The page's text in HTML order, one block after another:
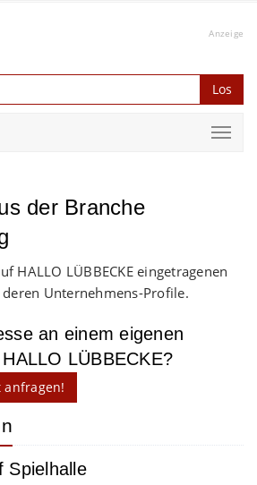
Anzeige
Los
der Branche
HALLO LÜBBECKE eingetragenen
Unternehmens-Profile.
an einem eigenen
LÜBBECKE?
Spielhalle